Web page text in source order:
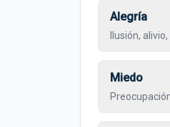
Alegría
Ilusión,
Miedo